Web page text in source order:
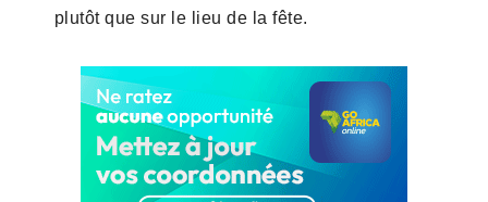
plutôt que sur le lieu de la fête.